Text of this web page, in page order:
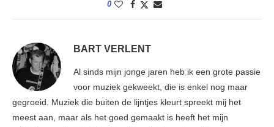
0
BART VERLENT
Al sinds mijn jonge jaren heb ik een grote passie
voor muziek gekweekt, die is enkel nog maar
gegroeid. Muziek die buiten de lijntjes kleurt spreekt mij het
meest aan, maar als het goed gemaakt is heeft het mijn